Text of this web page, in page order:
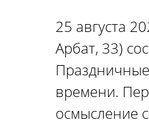
25 августа
Арбат, 33)
времени.
осмысление